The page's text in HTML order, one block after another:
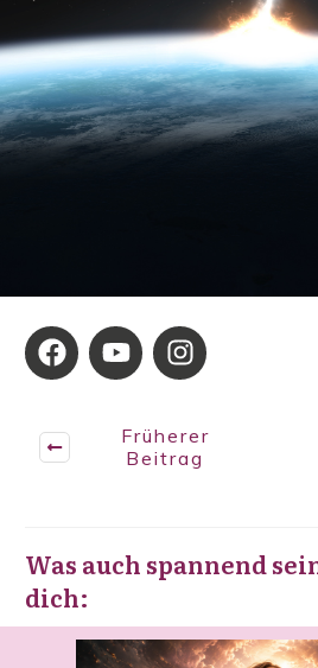
Früherer
Beitrag
Was auch spannend
dich: